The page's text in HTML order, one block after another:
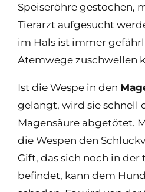
Speiseröhre gestochen,
Tierarzt aufgesucht
im Hals ist immer
Atemwege zuschwellen
Ist die Wespe in den
gelangt, wird sie schnell
Magensäure abgetötet.
die Wespen den
Gift, das sich noch in der
befindet, kann dem